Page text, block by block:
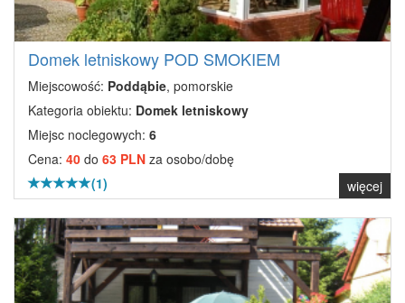
Domek letniskowy POD SMOKIEM
Miejscowość: Poddąbie, pomorskie
Kategoria obiektu: Domek letniskowy
Miejsc noclegowych: 6
Cena: 40 do 63 PLN za osobo/dobę
(1)
więcej